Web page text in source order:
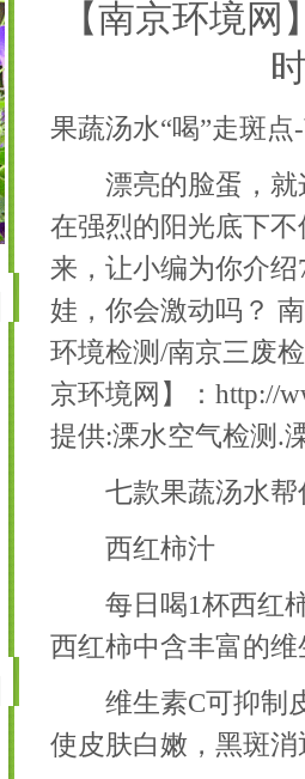
【南京环境网
果蔬汤水“喝”走斑
漂亮的脸蛋，就
在强烈的阳光底下
来，让小编为你介
娃，你会激动吗？
环境检测/南京三废
京环境网】： http://
提供:溧水空气检测.
七款果蔬汤水帮
西红柿汁
每日喝1杯西红柿
西红柿中含丰富的维
维生素C可抑制皮
使皮肤白嫩，黑斑消